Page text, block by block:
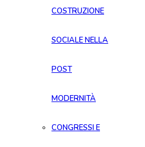
COSTRUZIONE
SOCIALE NELLA
POST
MODERNITÀ
CONGRESSI E